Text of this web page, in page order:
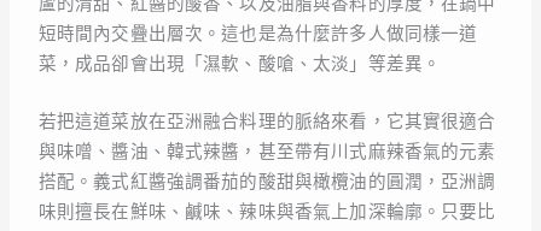
短時間內交疊出層次。這也是為什麼許多人做同樣一道
菜，成品卻會出現「濕軟、酸嗆、太淡」等差異。
若把這道菜放在亞洲融合料理的脈絡來看，它其實很適合
與味噌、醬油、韓式辣醬，甚至帶有川式麻辣香氣的元素
搭配。義式紅醬強調番茄的酸甜與橄欖油的圓潤，亞洲調
味則擅長在鮮味、鹹味、辣味與香氣上加深輪廓。只要比